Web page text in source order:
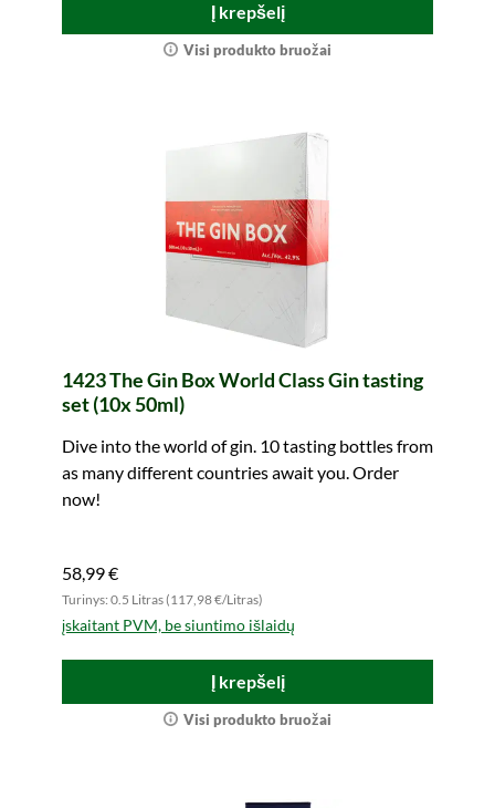
Į krepšelį
Visi produkto bruožai
1423 The Gin Box World Class Gin tasting
set (10x 50ml)
Dive into the world of gin. 10 tasting bottles from
as many different countries await you. Order
now!
58,99 €
Turinys: 0.5 Litras (117,98 €/Litras)
įskaitant PVM, be siuntimo išlaidų
Į krepšelį
Visi produkto bruožai